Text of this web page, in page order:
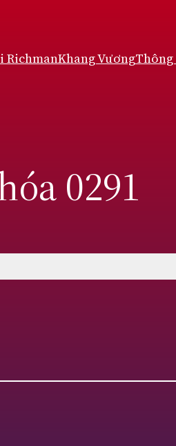
RichmanKhang Vương
0291